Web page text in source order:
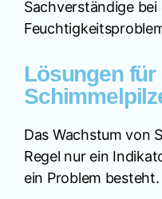
Sachverständige
Lösungen
Das Wachstum von
Regel nur ein
ein Problem besteht.